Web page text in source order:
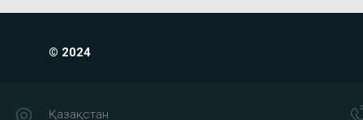
© 2024
Қазақстан